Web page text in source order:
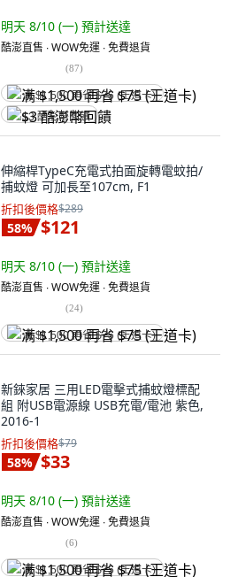
明天 8/10 (一) 預計送達
酷澎直售 ∙ WOW免運 ∙ 免費退貨
(87)
满 $1,500 再省 $75 (王道卡)
$3 酷澎幣回饋
伸縮桿TypeC充電式拍面旋轉電蚊拍/
捕蚊燈 可加長至107cm, F1
折扣後價格$289
58% $121
明天 8/10 (一) 預計送達
酷澎直售 ∙ WOW免運 ∙ 免費退貨
(24)
满 $1,500 再省 $75 (王道卡)
新錸家居 三用LED電擊式捕蚊燈標配
組 附USB電源線 USB充電/電池 紫色,
2016-1
折扣後價格$79
58% $33
明天 8/10 (一) 預計送達
酷澎直售 ∙ WOW免運 ∙ 免費退貨
(6)
满 $1,500 再省 $75 (王道卡)